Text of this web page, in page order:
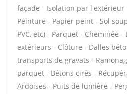
façade - Isolation par l'extérieur
Peinture - Papier peint - Sol
PVC, etc) - Parquet - Cheminée
extérieurs - Clôture - Dalles
transports de gravats -
parquet - Bétons cirés -
Ardoises - Puits de lumière -